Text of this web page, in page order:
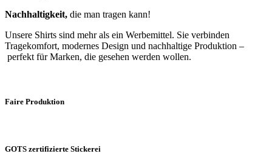
Nachhaltigkeit, die man tragen kann!
Unsere Shirts sind mehr als ein Werbemittel. Sie verbinden
Tragekomfort, modernes Design und nachhaltige Produktion –
perfekt für Marken, die gesehen werden wollen.
Faire Produktion
GOTS zertifizierte Stickerei